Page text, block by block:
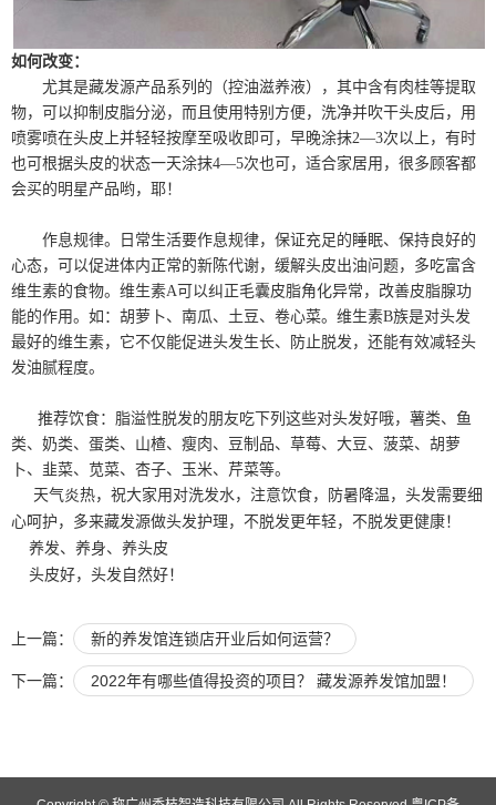
如何改变：
尤其是藏发源产品系列的（控油滋养液），其中含有肉桂等提取
物，可以抑制皮脂分泌，而且使用特别方便，洗净并吹干头皮后，用
喷雾喷在头皮上并轻轻按摩至吸收即可，早晚涂抹2—3次以上，有时
也可根据头皮的状态一天涂抹4—5次也可，适合家居用，很多顾客都
会买的明星产品哟，耶！
作息规律。日常生活要作息规律，保证充足的睡眠、保持良好的
心态，可以促进体内正常的新陈代谢，缓解头皮出油问题， 多吃富含
维生素的食物。维生素A可以纠正毛囊皮脂角化异常，改善皮脂腺功
能的作用。如：胡萝卜、南瓜、土豆、卷心菜。维生素B族是对头发
最好的维生素，它不仅能促进头发生长、防止脱发，还能有效减轻头
发油腻程度。
推荐饮食：脂溢性脱发的朋友吃下列这些对头发好哦，薯类、鱼
类、奶类、蛋类、山楂、瘦肉、豆制品、草莓、大豆、菠菜、胡萝
卜、韭菜、苋菜、杏子、玉米、芹菜等。
天气炎热，祝大家用对洗发水，注意饮食，防暑降温，头发需要细
心呵护，多来藏发源做头发护理，不脱发更年轻，不脱发更健康！
养发、养身、养头皮
头皮好，头发自然好！
上一篇： 新的养发馆连锁店开业后如何运营？
下一篇： 2022年有哪些值得投资的项目？ 藏发源养发馆加盟！